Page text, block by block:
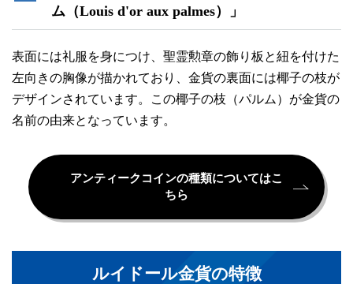
ム（Louis d'or aux palmes）」
表面には礼服を身につけ、聖霊勲章の飾り板と紐を付けた
左向きの胸像が描かれており、金貨の裏面には椰子の枝が
デザインされています。この椰子の枝（パルム）が金貨の
名前の由来となっています。
アンティークコインの種類についてはこ
ちら
ルイドール金貨の特徴